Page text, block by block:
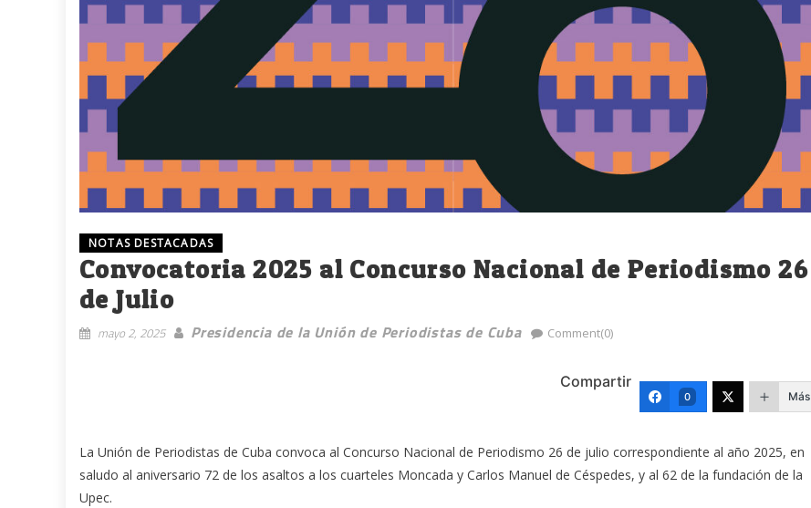
NOTAS DESTACADAS
Convocatoria 2025 al Concurso Nacional de Periodismo 26
de Julio
mayo 2, 2025 Presidencia de la Unión de Periodistas de Cuba Comment(0)
Compartir
0 Más
La Unión de Periodistas de Cuba convoca al Concurso Nacional de Periodismo 26 de julio correspondiente al año 2025, en
saludo al aniversario 72 de los asaltos a los cuarteles Moncada y Carlos Manuel de Céspedes, y al 62 de la fundación de la
Upec.